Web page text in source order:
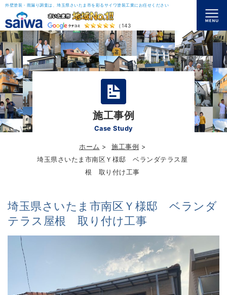
外壁塗装・雨漏り調査は、埼玉県さいたま市を彩るサイワ塗装工業にお任せください
（143）
施工事例
Case Study
ホーム
施工事例
埼玉県さいたま市南区Ｙ様邸 ベランダテラス屋
根 取り付け工事
埼玉県さいたま市南区Ｙ様邸 ベランダ
テラス屋根 取り付け工事